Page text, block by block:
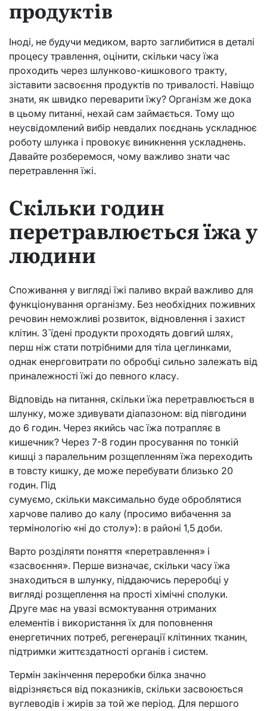
продуктів
Іноді, не будучи медиком, варто заглибитися в деталі
процесу травлення, оцінити, скільки часу їжа
проходить через шлунково-кишкового тракту,
зіставити засвоєння продуктів по тривалості. Навіщо
знати, як швидко переварити їжу? Організм же дока
в цьому питанні, нехай сам займається. Тому що
неусвідомлений вибір невдалих поєднань ускладнює
роботу шлунка і провокує виникнення ускладнень.
Давайте розберемося, чому важливо знати час
перетравлення їжі.
Скільки годин
перетравлюється їжа у
людини
Споживання у вигляді їжі паливо вкрай важливо для
функціонування організму. Без необхідних поживних
речовин неможливі розвиток, відновлення і захист
клітин. З`їдені продукти проходять довгий шлях,
перш ніж стати потрібними для тіла цеглинками,
однак енерговитрати по обробці сильно залежать від
приналежності їжі до певного класу.
Відповідь на питання, скільки їжа перетравлюється в
шлунку, може здивувати діапазоном: від півгодини
до 6 годин. Через якийсь час їжа потрапляє в
кишечник? Через 7-8 годин просування по тонкій
кишці з паралельним розщепленням їжа переходить
в товсту кишку, де може перебувати близько 20
годин. Під
сумуємо, скільки максимально буде оброблятися
харчове паливо до калу (просимо вибачення за
термінологію «ні до столу»): в районі 1,5 доби.
Варто розділяти поняття «перетравлення» і
«засвоєння». Перше визначає, скільки часу їжа
знаходиться в шлунку, піддаючись переробці у
вигляді розщеплення на прості хімічні сполуки.
Друге має на увазі всмоктування отриманих
елементів і використання їх для поповнення
енергетичних потреб, регенерації клітинних тканин,
підтримки життєздатності органів і систем.
Термін закінчення переробки білка значно
відрізняється від показників, скільки засвоюється
вуглеводів і жирів за той же період. Для першого